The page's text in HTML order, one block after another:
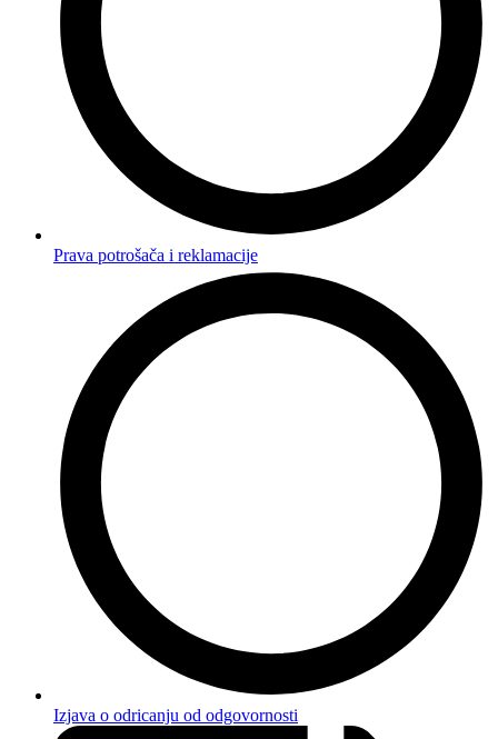
Prava potrošača i reklamacije
Izjava o odricanju od odgovornosti